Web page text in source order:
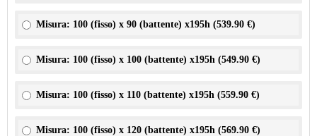
Misura: 100 (fisso) x 90 (battente) x195h (539.90 €)
Misura: 100 (fisso) x 100 (battente) x195h (549.90 €)
Misura: 100 (fisso) x 110 (battente) x195h (559.90 €)
Misura: 100 (fisso) x 120 (battente) x195h (569.90 €)